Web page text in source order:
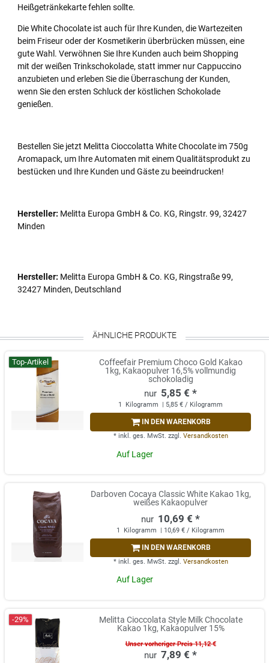
Heißgetränkekarte fehlen sollte.
Die White Chocolate ist auch für Ihre Kunden, die Wartezeiten
beim Friseur oder der Kosmetikerin überbrücken müssen, eine
gute Wahl. Verwöhnen Sie Ihre Kunden auch beim Shopping
mit der weißen Trinkschokolade, statt immer nur Cappuccino
anzubieten und erleben Sie die Überraschung der Kunden,
wenn Sie den ersten Schluck der köstlichen Schokolade
genießen.
Bestellen Sie jetzt Melitta Cioccolatta White Chocolate im 750g
Aromapack, um Ihre Automaten mit einem Qualitätsprodukt zu
bestücken und Ihre Kunden und Gäste zu beeindrucken!
Hersteller: Melitta Europa GmbH & Co. KG, Ringstr. 99, 32427
Minden
Hersteller: Melitta Europa GmbH & Co. KG, Ringstraße 99,
32427 Minden, Deutschland
ÄHNLICHE PRODUKTE
Top-Artikel
Coffeefair Premium Choco Gold Kakao
1kg, Kakaopulver 16,5% vollmundig
schokoladig
5,85 € *
1 Kilogramm | 5,85 € / Kilogramm
IN DEN WARENKORB
* inkl. ges. MwSt. zzgl. Versandkosten
Auf Lager
Darboven Cocaya Classic White Kakao 1kg,
weißes Kakaopulver
10,69 € *
1 Kilogramm | 10,69 € / Kilogramm
IN DEN WARENKORB
* inkl. ges. MwSt. zzgl. Versandkosten
Auf Lager
-29%
Melitta Cioccolata Style Milk Chocolate
Kakao 1kg, Kakaopulver 15%
Unser vorheriger Preis 11,12 €
7,89 € *